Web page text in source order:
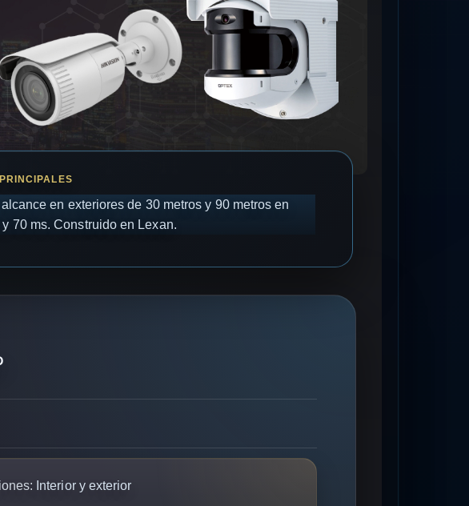
en exteriores de 30 metros y 90 metros en
70 ms. Construido en Lexan.
Interior y exterior